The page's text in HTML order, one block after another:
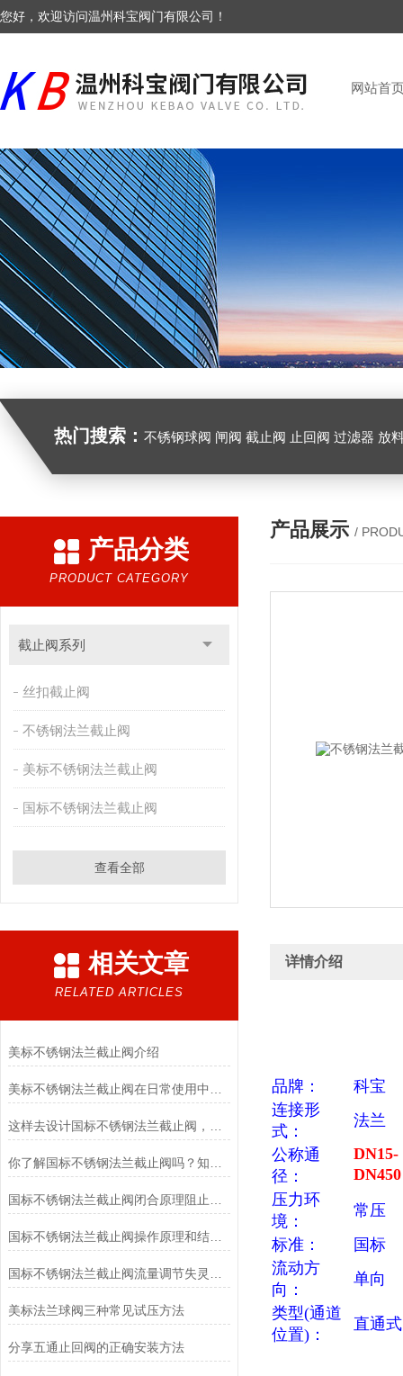
您好，欢迎访问温州科宝阀门有限公司！
网站首
热门搜索： 不锈钢球阀 闸阀 截止阀 止回阀 过滤器 放
产品分类
PRODUCT CATEGORY
截止阀系列
丝扣截止阀
不锈钢法兰截止阀
美标不锈钢法兰截止阀
国标不锈钢法兰截止阀
查看全部
相关文章
RELATED ARTICLES
美标不锈钢法兰截止阀介绍
国标不锈钢法兰截止阀操作原理和结构说明
美标法兰球阀三种常见试压方法
分享五通止回阀的正确安装方法
产品展示 /
详情介绍
品牌：
科宝
连接形
式：
法兰
公称通
径：
DN15-
DN450
压力环
境：
常压
标准：
国标
流动方
向：
单向
类型(通道
位置)：
直通式